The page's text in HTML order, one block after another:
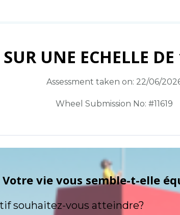
SUR UNE ECHELLE
Assessment taken on: 22/06/
Wheel Submission No: #11619
Votre vie vous semble-t-elle
souhaitez-vous atteindre?